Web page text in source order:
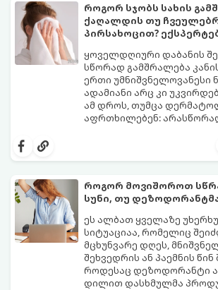
როგორ სჯობს სახის
ქაღალდის თუ
პირსახოცით?
ყოველდღიური დაბანის
სწორად გამშრალება
ერთი უმნიშვნელოვანესი
ადამიანი არც კი
ამ დროს, თუმცა
აფრთხილებენ:
გამონაყარი, კანის
კანის
როგორ მოვიშოროთ
სუნი, თუ დეზოდორანტმა
ეს ალბათ ყველაზე
სიტუაციაა, რომელიც
მცხუნვარე დღეს,
შეხვედრის ან პაემნის წინ
როდესაც დეზოდორანტი
დილით დასხმულმა